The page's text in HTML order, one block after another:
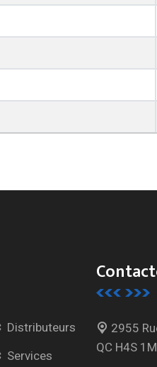
Distributeurs
Services
2955
QC H4S